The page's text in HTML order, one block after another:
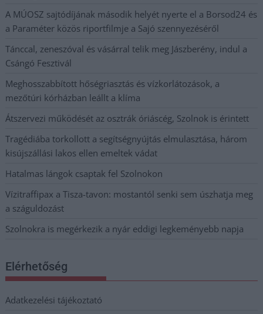
A MÚOSZ sajtódíjának második helyét nyerte el a Borsod24 és
a Paraméter közös riportfilmje a Sajó szennyezéséről
Tánccal, zeneszóval és vásárral telik meg Jászberény, indul a
Csángó Fesztivál
Meghosszabbított hőségriasztás és vízkorlátozások, a
mezőtúri kórházban leállt a klíma
Átszervezi működését az osztrák óriáscég, Szolnok is érintett
Tragédiába torkollott a segítségnyújtás elmulasztása, három
kisújszállási lakos ellen emeltek vádat
Hatalmas lángok csaptak fel Szolnokon
Vízitraffipax a Tisza-tavon: mostantól senki sem úszhatja meg
a száguldozást
Szolnokra is megérkezik a nyár eddigi legkeményebb napja
Elérhetőség
Adatkezelési tájékoztató